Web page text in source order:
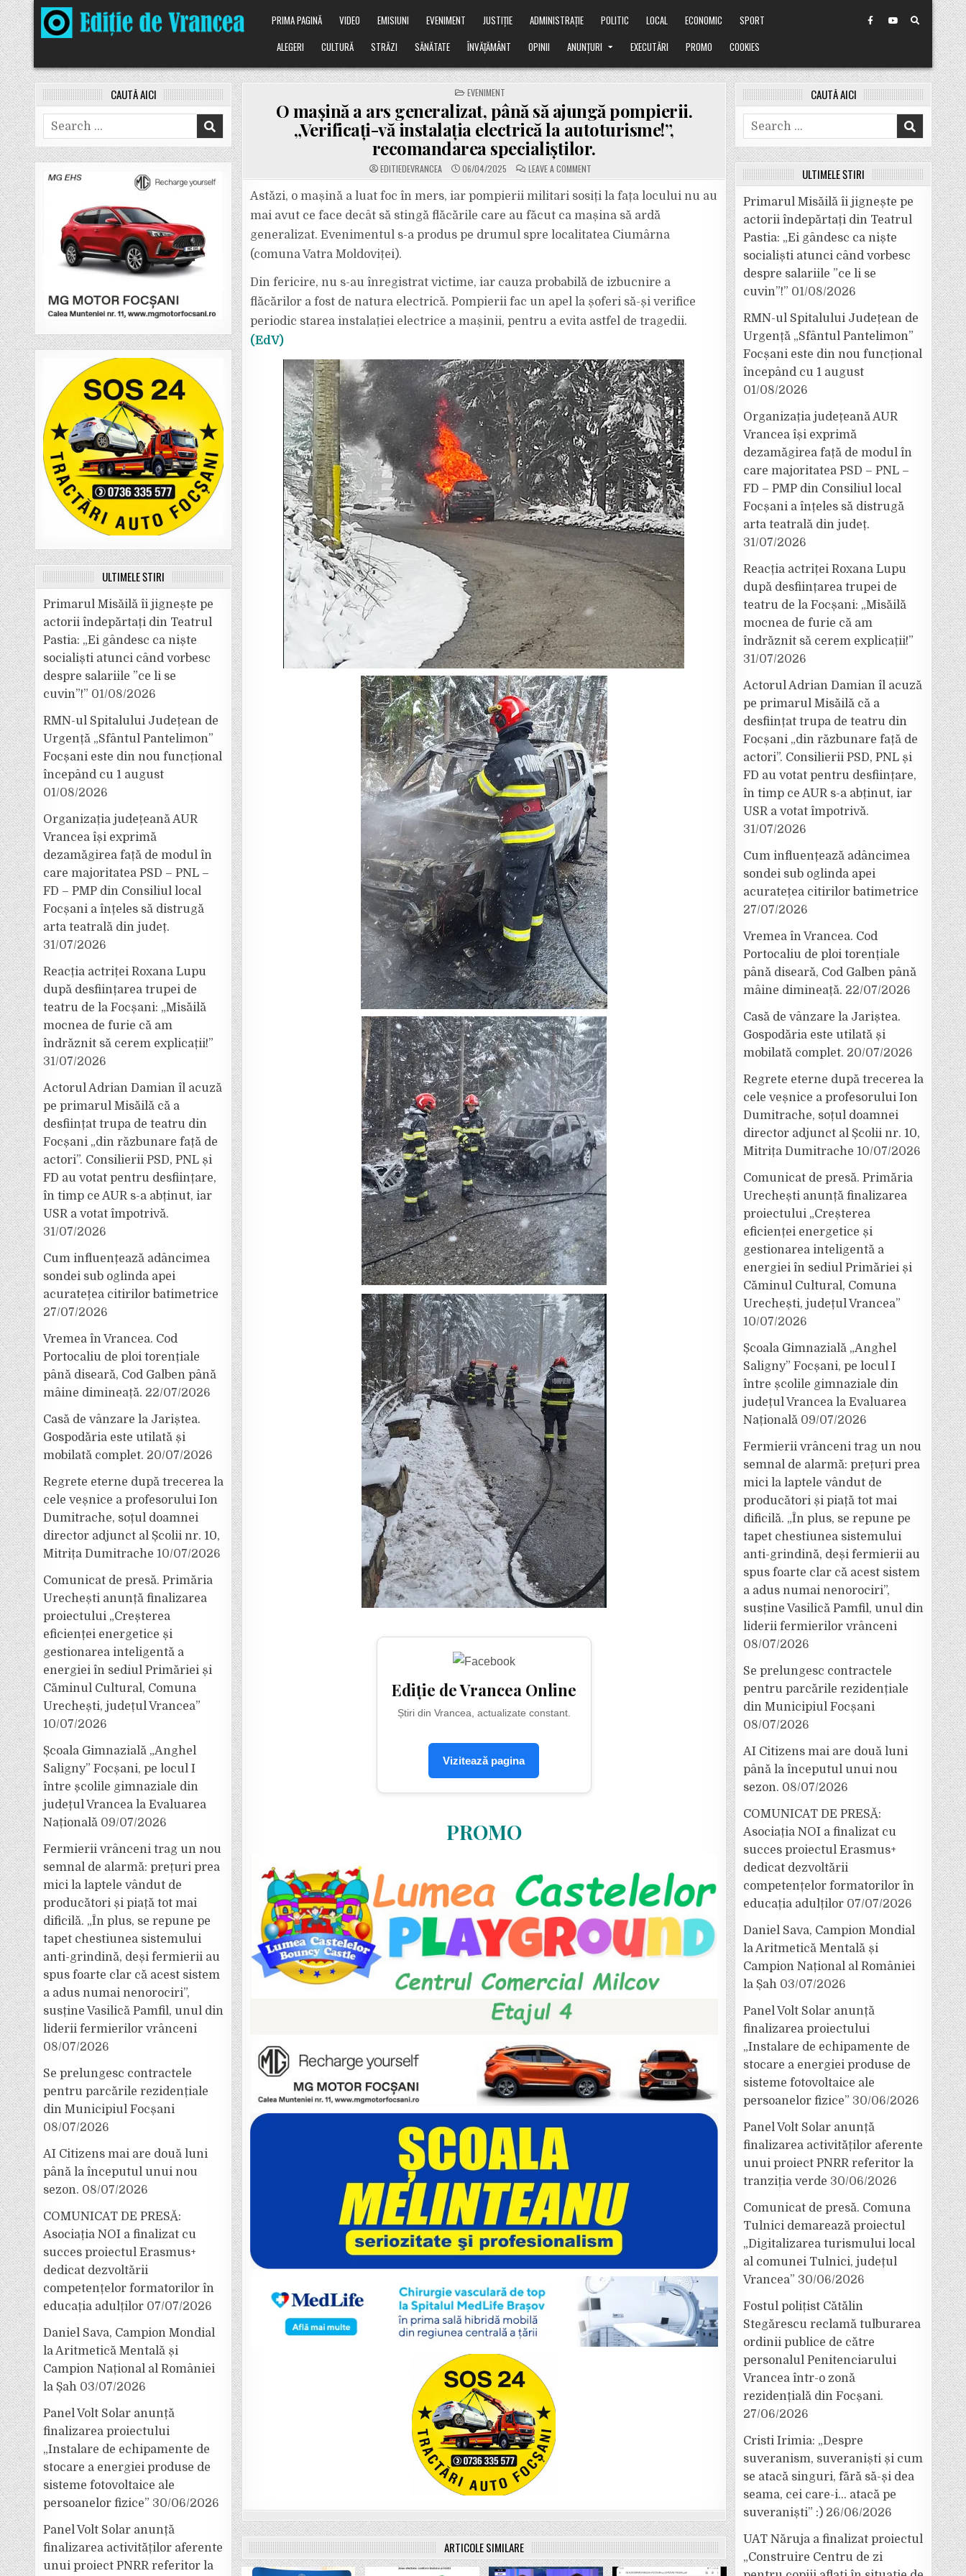
Skip
to
content
PRIMA PAGINĂ VIDEO EMISIUNI EVENIMENT JUSTIȚIE ADMINISTRAȚIE POLITIC LOCAL ECONOMIC
SPORT
ALEGERI
CULTURĂ STRĂZI SĂNĂTATE ÎNVĂȚĂMÂNT OPINII ANUNȚURI EXECUTĂRI PROMO COOKIES
POSTED
IN
EVENIMENT
O mașină a ars generalizat, până să ajungă pompierii.
„Verificați-vă instalația electrică la autoturisme!”,
recomandarea specialiștilor.
EDITIEDEVRANCEA 06/04/2025 LEAVE A COMMENTON
O
A
ARS
GENERALIZAT,
PÂNĂ
SĂ
AJUNGĂ
ELECTRICĂ
LA
AUTOTURISME!”,
RECOMANDAREA
SPECIALIȘTILOR.
Astăzi, o mașină a luat foc în mers, iar pompierii militari sosiți la fața locului nu au
mai avut ce face decât să stingă flăcările care au făcut ca mașina să ardă
generalizat. Evenimentul s-a produs pe drumul spre localitatea Ciumârna
(comuna Vatra Moldoviței).
Din fericire, nu s-au înregistrat victime, iar cauza probabilă de izbucnire a
flăcărilor a fost de natura electrică. Pompierii fac un apel la șoferi să-și verifice
periodic starea instalației electrice a mașinii, pentru a evita astfel de tragedii.
(EdV)
Ediție de Vrancea Online
Știri din Vrancea, actualizate constant.
Vizitează pagina
PROMO
ARTICOLE SIMILARE
CAUTĂ AICI
Search
for:
ULTIMELE ȘTIRI
Primarul Misăilă îi jignește pe
actorii îndepărtați din Teatrul
Pastia: „Ei gândesc ca niște
socialiști atunci când vorbesc
despre salariile ”ce li se
cuvin”!” 01/08/2026
RMN-ul Spitalului Județean de
Urgență „Sfântul Pantelimon”
Focșani este din nou funcțional
începând cu 1 august
01/08/2026
Organizația județeană AUR
Vrancea își exprimă
dezamăgirea față de modul în
care majoritatea PSD – PNL –
FD – PMP din Consiliul local
Focșani a înțeles să distrugă
arta teatrală din județ.
31/07/2026
Reacția actriței Roxana Lupu
după desființarea trupei de
teatru de la Focșani: „Misăilă
mocnea de furie că am
îndrăznit să cerem explicații!”
31/07/2026
Actorul Adrian Damian îl acuză
pe primarul Misăilă că a
desființat trupa de teatru din
Focșani „din răzbunare față de
actori”. Consilierii PSD, PNL și
FD au votat pentru desființare,
în timp ce AUR s-a abținut, iar
USR a votat împotrivă.
31/07/2026
Cum influențează adâncimea
sondei sub oglinda apei
acuratețea citirilor batimetrice
27/07/2026
Vremea în Vrancea. Cod
Portocaliu de ploi torențiale
până diseară, Cod Galben până
mâine dimineață. 22/07/2026
Casă de vânzare la Jariștea.
Gospodăria este utilată și
mobilată complet. 20/07/2026
Regrete eterne după trecerea la
cele veșnice a profesorului Ion
Dumitrache, soțul doamnei
director adjunct al Școlii nr. 10,
Mitrița Dumitrache 10/07/2026
Comunicat de presă. Primăria
Urechești anunță finalizarea
proiectului „Creșterea
eficienței energetice și
gestionarea inteligentă a
energiei în sediul Primăriei și
Căminul Cultural, Comuna
Urechești, județul Vrancea”
10/07/2026
Școala Gimnazială „Anghel
Saligny” Focșani, pe locul I
între școlile gimnaziale din
județul Vrancea la Evaluarea
Națională 09/07/2026
Fermierii vrânceni trag un nou
semnal de alarmă: prețuri prea
mici la laptele vândut de
producători și piață tot mai
dificilă. „În plus, se repune pe
tapet chestiunea sistemului
anti-grindină, deși fermierii au
spus foarte clar că acest sistem
a adus numai nenorociri”,
susține Vasilică Pamfil, unul din
liderii fermierilor vrânceni
08/07/2026
Se prelungesc contractele
pentru parcările rezidențiale
din Municipiul Focșani
08/07/2026
AI Citizens mai are două luni
până la începutul unui nou
sezon. 08/07/2026
COMUNICAT DE PRESĂ:
Asociația NOI a finalizat cu
succes proiectul Erasmus+
dedicat dezvoltării
competențelor formatorilor în
educația adulților 07/07/2026
Daniel Sava, Campion Mondial
la Aritmetică Mentală și
Campion Național al României
la Șah 03/07/2026
Panel Volt Solar anunță
finalizarea proiectului
„Instalare de echipamente de
stocare a energiei produse de
sisteme fotovoltaice ale
persoanelor fizice” 30/06/2026
Panel Volt Solar anunță
finalizarea activităților aferente
unui proiect PNRR referitor la
CAUTĂ AICI
Search
for:
ULTIMELE ȘTIRI
Primarul Misăilă îi jignește pe
actorii îndepărtați din Teatrul
Pastia: „Ei gândesc ca niște
socialiști atunci când vorbesc
despre salariile ”ce li se
cuvin”!” 01/08/2026
RMN-ul Spitalului Județean de
Urgență „Sfântul Pantelimon”
Focșani este din nou funcțional
începând cu 1 august
01/08/2026
Organizația județeană AUR
Vrancea își exprimă
dezamăgirea față de modul în
care majoritatea PSD – PNL –
FD – PMP din Consiliul local
Focșani a înțeles să distrugă
arta teatrală din județ.
31/07/2026
Reacția actriței Roxana Lupu
după desființarea trupei de
teatru de la Focșani: „Misăilă
mocnea de furie că am
îndrăznit să cerem explicații!”
31/07/2026
Actorul Adrian Damian îl acuză
pe primarul Misăilă că a
desființat trupa de teatru din
Focșani „din răzbunare față de
actori”. Consilierii PSD, PNL și
FD au votat pentru desființare,
în timp ce AUR s-a abținut, iar
USR a votat împotrivă.
31/07/2026
Cum influențează adâncimea
sondei sub oglinda apei
acuratețea citirilor batimetrice
27/07/2026
Vremea în Vrancea. Cod
Portocaliu de ploi torențiale
până diseară, Cod Galben până
mâine dimineață. 22/07/2026
Casă de vânzare la Jariștea.
Gospodăria este utilată și
mobilată complet. 20/07/2026
Regrete eterne după trecerea la
cele veșnice a profesorului Ion
Dumitrache, soțul doamnei
director adjunct al Școlii nr. 10,
Mitrița Dumitrache 10/07/2026
Comunicat de presă. Primăria
Urechești anunță finalizarea
proiectului „Creșterea
eficienței energetice și
gestionarea inteligentă a
energiei în sediul Primăriei și
Căminul Cultural, Comuna
Urechești, județul Vrancea”
10/07/2026
Școala Gimnazială „Anghel
Saligny” Focșani, pe locul I
între școlile gimnaziale din
județul Vrancea la Evaluarea
Națională 09/07/2026
Fermierii vrânceni trag un nou
semnal de alarmă: prețuri prea
mici la laptele vândut de
producători și piață tot mai
dificilă. „În plus, se repune pe
tapet chestiunea sistemului
anti-grindină, deși fermierii au
spus foarte clar că acest sistem
a adus numai nenorociri”,
susține Vasilică Pamfil, unul din
liderii fermierilor vrânceni
08/07/2026
Se prelungesc contractele
pentru parcările rezidențiale
din Municipiul Focșani
08/07/2026
AI Citizens mai are două luni
până la începutul unui nou
sezon. 08/07/2026
COMUNICAT DE PRESĂ:
Asociația NOI a finalizat cu
succes proiectul Erasmus+
dedicat dezvoltării
competențelor formatorilor în
educația adulților 07/07/2026
Daniel Sava, Campion Mondial
la Aritmetică Mentală și
Campion Național al României
la Șah 03/07/2026
Panel Volt Solar anunță
finalizarea proiectului
„Instalare de echipamente de
stocare a energiei produse de
sisteme fotovoltaice ale
persoanelor fizice” 30/06/2026
Panel Volt Solar anunță
finalizarea activităților aferente
unui proiect PNRR referitor la
tranziția verde 30/06/2026
Comunicat de presă. Comuna
Tulnici demarează proiectul
„Digitalizarea turismului local
al comunei Tulnici, județul
Vrancea” 30/06/2026
Fostul polițist Cătălin
Stegărescu reclamă tulburarea
ordinii publice de către
personalul Penitenciarului
Vrancea într-o zonă
rezidențială din Focșani.
27/06/2026
Cristi Irimia: „Despre
suveranism, suveraniști și cum
se atacă singuri, fără să-și dea
seama, cei care-i… atacă pe
suveraniști” :) 26/06/2026
UAT Năruja a finalizat proiectul
„Construire Centru de zi